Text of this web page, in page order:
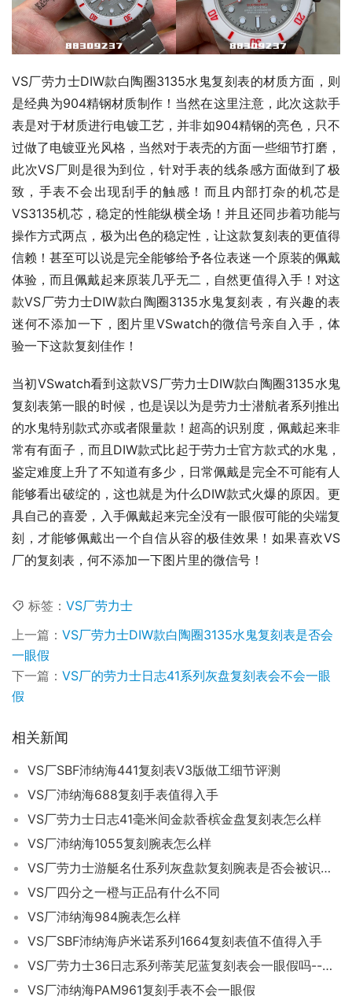
VS厂劳力士DIW款白陶圈3135水鬼复刻表的材质方面，则
是经典为904精钢材质制作！当然在这里注意，此次这款手
表是对于材质进行电镀工艺，并非如904精钢的亮色，只不
过做了电镀亚光风格，当然对于表壳的方面一些细节打磨，
此次VS厂则是很为到位，针对手表的线条感方面做到了极
致，手表不会出现刮手的触感！而且内部打杂的机芯是
VS3135机芯，稳定的性能纵横全场！并且还同步着功能与
操作方式两点，极为出色的稳定性，让这款复刻表的更值得
信赖！甚至可以说是完全能够给予各位表迷一个原装的佩戴
体验，而且佩戴起来原装几乎无二，自然更值得入手！对这
款VS厂劳力士DIW款白陶圈3135水鬼复刻表，有兴趣的表
迷何不添加一下，图片里VSwatch的微信号亲自入手，体
验一下这款复刻佳作！
当初VSwatch看到这款VS厂劳力士DIW款白陶圈3135水鬼
复刻表第一眼的时候，也是误以为是劳力士潜航者系列推出
的水鬼特别款式亦或者限量款！超高的识别度，佩戴起来非
常有有面子，而且DIW款式比起于劳力士官方款式的水鬼，
鉴定难度上升了不知道有多少，日常佩戴是完全不可能有人
能够看出破绽的，这也就是为什么DIW款式火爆的原因。更
具自己的喜爱，入手佩戴起来完全没有一眼假可能的尖端复
刻，才能够佩戴出一个自信从容的极佳效果！如果喜欢VS
厂的复刻表，何不添加一下图片里的微信号！
标签： VS厂劳力士
上一篇： VS厂劳力士DIW款白陶圈3135水鬼复刻表是否会
一眼假
下一篇： VS厂的劳力士日志41系列灰盘复刻表会不会一眼
假
相关新闻
VS厂SBF沛纳海441复刻表V3版做工细节评测
VS厂沛纳海688复刻手表值得入手
VS厂劳力士日志41毫米间金款香槟金盘复刻表怎么样
VS厂沛纳海1055复刻腕表怎么样
VS厂劳力士游艇名仕系列灰盘款复刻腕表是否会被识别为假表
VS厂四分之一橙与正品有什么不同
VS厂沛纳海984腕表怎么样
VS厂SBF沛纳海庐米诺系列1664复刻表值不值得入手
VS厂劳力士36日志系列蒂芙尼蓝复刻表会一眼假吗--VS厂日志系列36型手表如何
VS厂沛纳海PAM961复刻手表不会一眼假